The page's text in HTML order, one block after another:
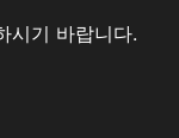
시기 바랍니다.